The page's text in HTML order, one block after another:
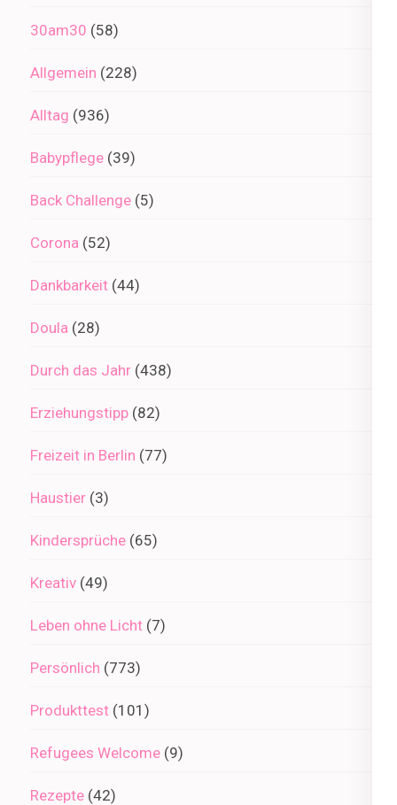
30am30 (58)
Allgemein (228)
Alltag (936)
Babypflege (39)
Back Challenge (5)
Corona (52)
Dankbarkeit (44)
Doula (28)
Durch das Jahr (438)
Erziehungstipp (82)
Freizeit in Berlin (77)
Haustier (3)
Kindersprüche (65)
Kreativ (49)
Leben ohne Licht (7)
Persönlich (773)
Produkttest (101)
Refugees Welcome (9)
Rezepte (42)